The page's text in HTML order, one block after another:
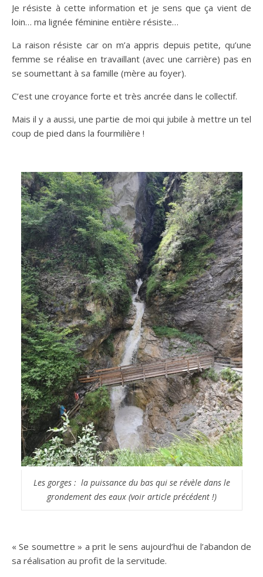
Je résiste à cette information et je sens que ça vient de
loin… ma lignée féminine entière résiste…
La raison résiste car on m’a appris depuis petite, qu’une
femme se réalise en travaillant (avec une carrière) pas en
se soumettant à sa famille (mère au foyer).
C’est une croyance forte et très ancrée dans le collectif.
Mais il y a aussi, une partie de moi qui jubile à mettre un tel
coup de pied dans la fourmilière !
Les gorges : la puissance du bas qui se révèle dans le
grondement des eaux (voir article précédent !)
« Se soumettre » a prit le sens aujourd’hui de l’abandon de
sa réalisation au profit de la servitude.